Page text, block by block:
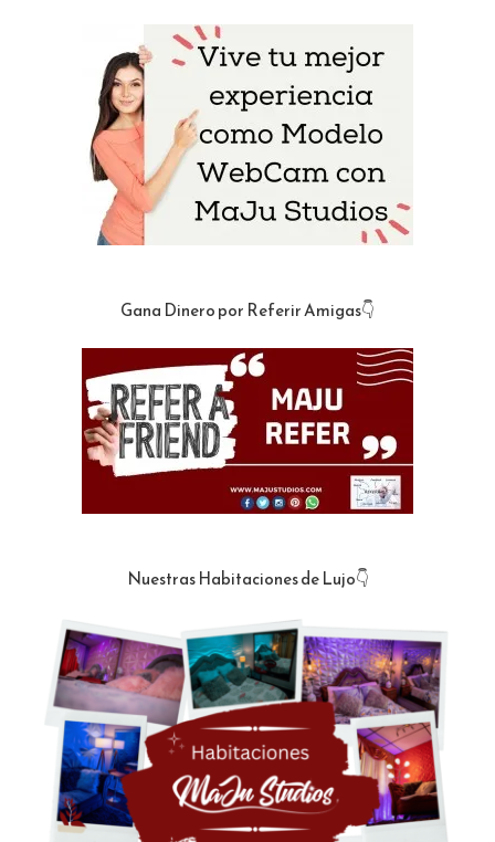
Gana Dinero por Referir Amigas👇
Nuestras Habitaciones de Lujo👇